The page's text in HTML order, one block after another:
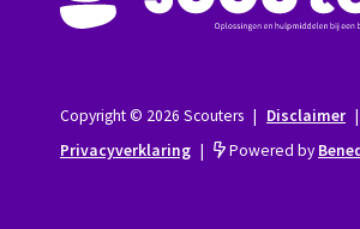
Copyright © 2026 Scouters | Disclaimer |
Privacyverklaring | Powered by